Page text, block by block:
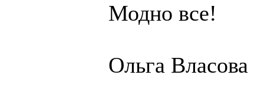
Модно все!
Ольга Власова